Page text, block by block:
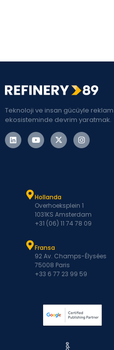
Teknoloji ve insan gücüyle reklam
ekosisteminde devrim yaratmak.
Hollanda
Overhoeksplein 1
1031KS Amsterdam
+31 (06) 11 74 78 09
Fransa
92 Av. Champs-Élysées
75008 Paris
+33 6 77 23 99 59